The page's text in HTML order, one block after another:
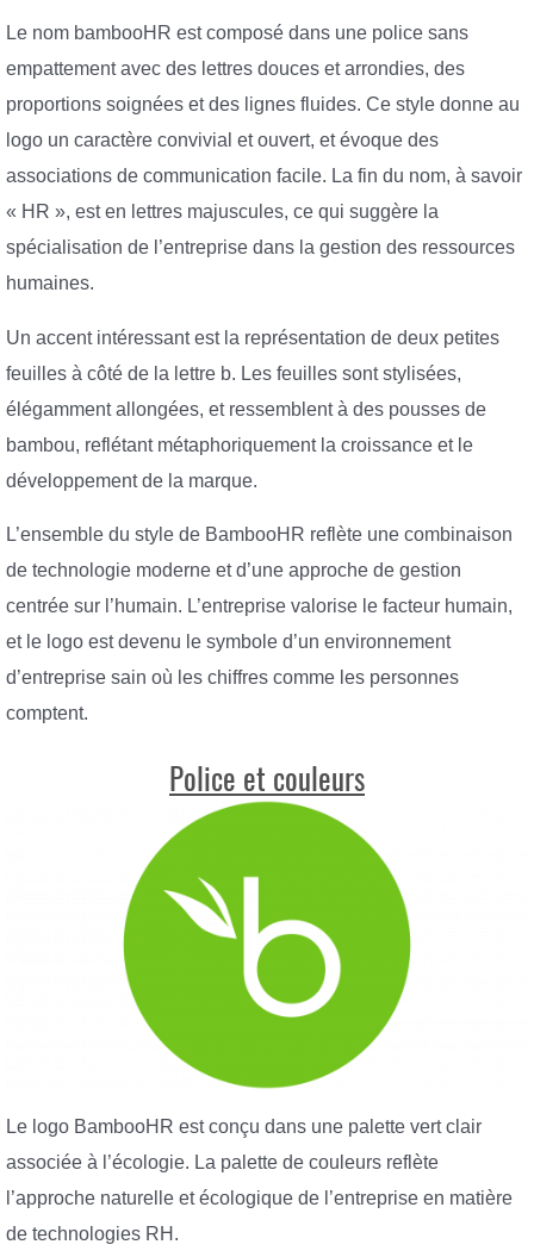
Le nom bambooHR est composé dans une police sans
empattement avec des lettres douces et arrondies, des
proportions soignées et des lignes fluides. Ce style donne au
logo un caractère convivial et ouvert, et évoque des
associations de communication facile. La fin du nom, à savoir
« HR », est en lettres majuscules, ce qui suggère la
spécialisation de l’entreprise dans la gestion des ressources
humaines.
Un accent intéressant est la représentation de deux petites
feuilles à côté de la lettre b. Les feuilles sont stylisées,
élégamment allongées, et ressemblent à des pousses de
bambou, reflétant métaphoriquement la croissance et le
développement de la marque.
L’ensemble du style de BambooHR reflète une combinaison
de technologie moderne et d’une approche de gestion
centrée sur l’humain. L’entreprise valorise le facteur humain,
et le logo est devenu le symbole d’un environnement
d’entreprise sain où les chiffres comme les personnes
comptent.
Police et couleurs
Le logo BambooHR est conçu dans une palette vert clair
associée à l’écologie. La palette de couleurs reflète
l’approche naturelle et écologique de l’entreprise en matière
de technologies RH.